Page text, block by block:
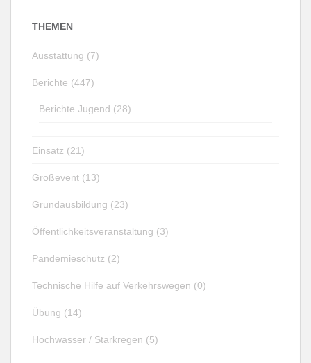
THEMEN
Ausstattung (7)
Berichte (447)
Berichte Jugend (28)
Einsatz (21)
Großevent (13)
Grundausbildung (23)
Öffentlichkeitsveranstaltung (3)
Pandemieschutz (2)
Technische Hilfe auf Verkehrswegen (0)
Übung (14)
Hochwasser / Starkregen (5)